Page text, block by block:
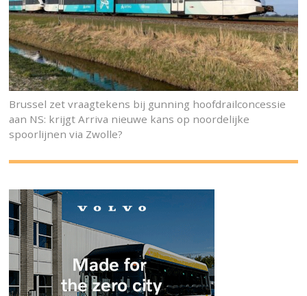
Brussel zet vraagtekens bij gunning hoofdrailconcessie
aan NS: krijgt Arriva nieuwe kans op noordelijke
spoorlijnen via Zwolle?